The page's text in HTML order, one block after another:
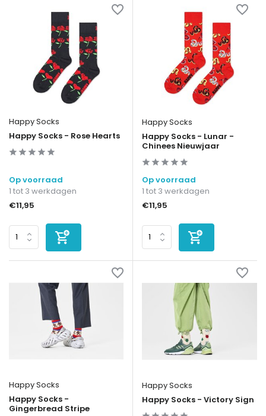
Happy Socks
Happy Socks - Rose Hearts
Op voorraad
1 tot 3 werkdagen
€11,95
Happy Socks
Happy Socks - Lunar -
Chinees Nieuwjaar
Op voorraad
1 tot 3 werkdagen
€11,95
Happy Socks
Happy Socks -
Gingerbread Stripe
Happy Socks
Happy Socks - Victory Sign